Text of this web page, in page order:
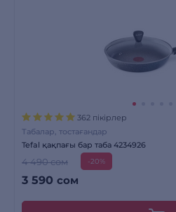
362 пікірлер
Табалар, тостағандар
Tefal қақпағы бар таба 4234926
4 490 сом -20%
3 590 сом